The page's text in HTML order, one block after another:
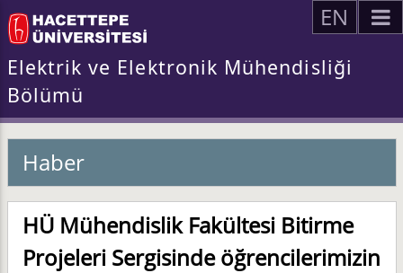
EN
Elektrik ve Elektronik Mühendisliği
Bölümü
Haber
HÜ Mühendislik Fakültesi Bitirme
Projeleri Sergisinde öğrencilerimizin